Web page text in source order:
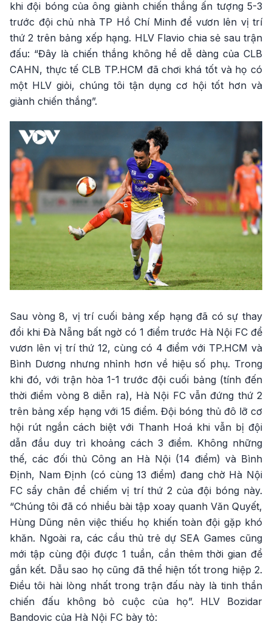
khi đội bóng của ông giành chiến thắng ấn tượng 5-3
trước đội chủ nhà TP Hồ Chí Minh để vươn lên vị trí
thứ 2 trên bảng xếp hạng. HLV Flavio chia sẻ sau trận
đấu: “Đây là chiến thắng không hề dễ dàng của CLB
CAHN, thực tế CLB TP.HCM đã chơi khá tốt và họ có
một HLV giỏi, chúng tôi tận dụng cơ hội tốt hơn và
giành chiến thắng”.
Sau vòng 8, vị trí cuối bảng xếp hạng đã có sự thay
đổi khi Đà Nẵng bất ngờ có 1 điểm trước Hà Nội FC để
vươn lên vị trí thứ 12, cùng có 4 điểm với TP.HCM và
Bình Dương nhưng nhỉnh hơn về hiệu số phụ. Trong
khi đó, với trận hòa 1-1 trước đội cuối bảng (tính đến
thời điểm vòng 8 diễn ra), Hà Nội FC vẫn đứng thứ 2
trên bảng xếp hạng với 15 điểm. Đội bóng thủ đô lỡ cơ
hội rút ngắn cách biệt với Thanh Hoá khi vẫn bị đội
dẫn đầu duy trì khoảng cách 3 điểm. Không những
thế, các đối thủ Công an Hà Nội (14 điểm) và Bình
Định, Nam Định (có cùng 13 điểm) đang chờ Hà Nội
FC sẩy chân để chiếm vị trí thứ 2 của đội bóng này.
“Chúng tôi đã có nhiều bài tập xoay quanh Văn Quyết,
Hùng Dũng nên việc thiếu họ khiến toàn đội gặp khó
khăn. Ngoài ra, các cầu thủ trẻ dự SEA Games cũng
mới tập cùng đội được 1 tuần, cần thêm thời gian để
gắn kết. Dẫu sao họ cũng đã thể hiện tốt trong hiệp 2.
Điều tôi hài lòng nhất trong trận đấu này là tinh thần
chiến đấu không bỏ cuộc của họ”. HLV Bozidar
Bandovic của Hà Nội FC bày tỏ: